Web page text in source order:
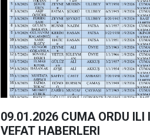
09.01.2026 CUMA ORDU ILI ILÇELERI
VEFAT HABERLERI